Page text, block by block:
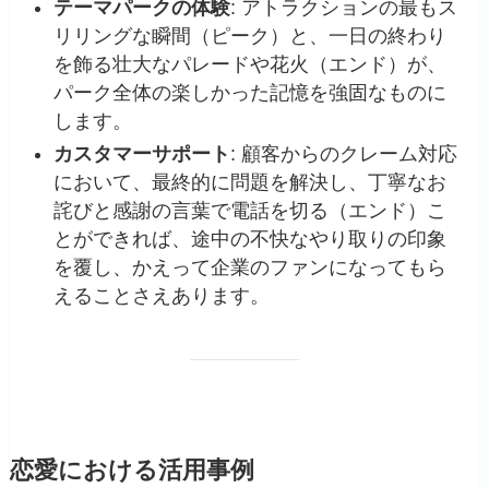
テーマパークの体験: アトラクションの最もス
リリングな瞬間（ピーク）と、一日の終わり
を飾る壮大なパレードや花火（エンド）が、
パーク全体の楽しかった記憶を強固なものに
します。
カスタマーサポート : 顧客からのクレーム対応
において、最終的に問題を解決し、丁寧なお
詫びと感謝の言葉で電話を切る（エンド）こ
とができれば、途中の不快なやり取りの印象
を覆し、かえって企業のファンになってもら
えることさえあります。
恋愛における活用事例